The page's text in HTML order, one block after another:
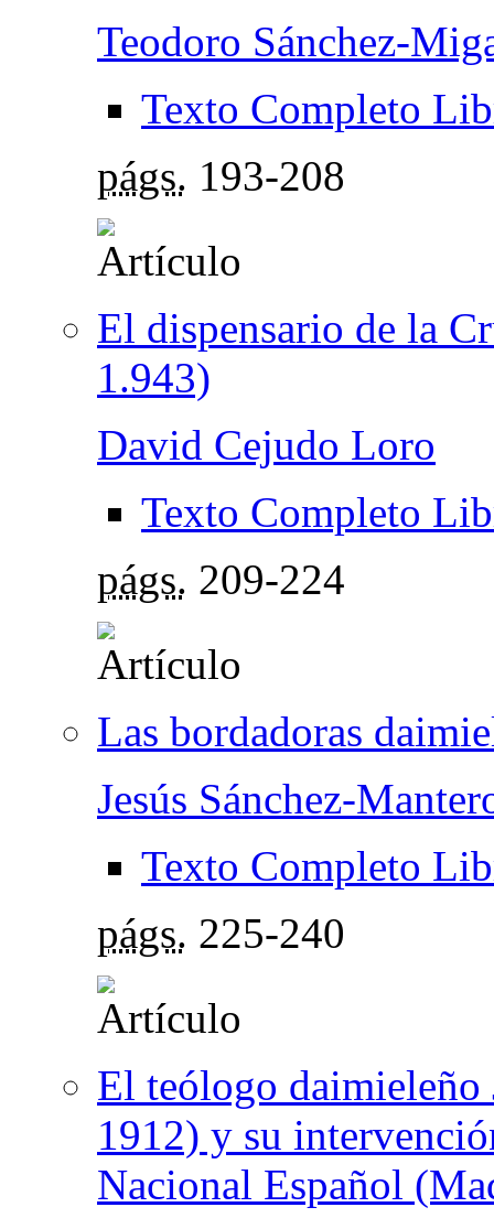
Teodoro Sánchez-
Texto Completo
págs. 193-208
El dispensario de la
1.943)
David Cejudo Loro
Texto Completo
págs. 209-224
Las bordadoras
Jesús Sánchez-
Texto Completo
págs. 225-240
El teólogo
1912) y su
Nacional Español